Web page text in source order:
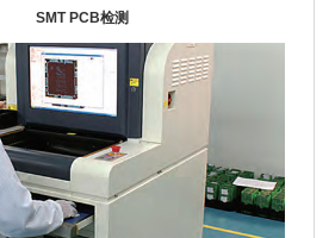
SMT PCB检测